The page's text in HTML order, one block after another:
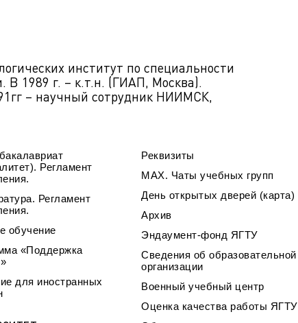
институт по специальности
В 1989 г. – к.т.н. (ГИАП, Москва).
– научный сотрудник НИИМСК,
Регламент
Регламент
обучение
«Поддержка
для иностранных
Реквизиты
МАХ. Чаты учебных групп
День открытых дверей (карта)
Архив
Эндаумент-фонд ЯГТУ
Сведения об образовательной
организации
Военный учебный центр
Оценка качества работы ЯГТУ